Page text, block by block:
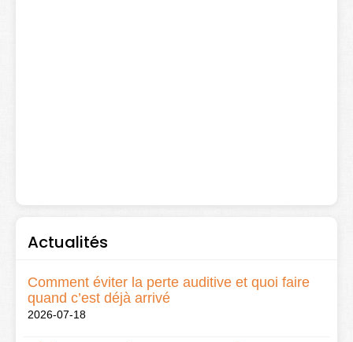
Actualités
Comment éviter la perte auditive et quoi faire
quand c’est déjà arrivé
2026-07-18